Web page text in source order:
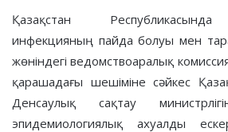
Қазақстан Республикасында
инфекцияның пайда болуы мен
жөніндегі ведомствоаралық
қарашадағы шешіміне сәйкес
Денсаулық сақтау
эпидемиологиялық ахуалды